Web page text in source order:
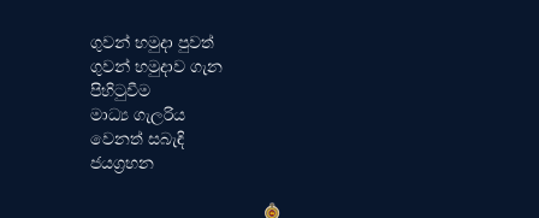
ගුවන් හමුදා පුවත්
ගුවන් හමුදාව ගැන
පිහිටුවීම
මාධ්‍ය ගැලරිය
වෙනත් සබැඳි
ජයග්‍රහන